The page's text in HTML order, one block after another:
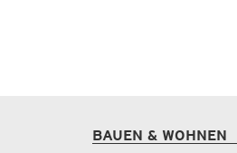
BAUEN & WOHNEN